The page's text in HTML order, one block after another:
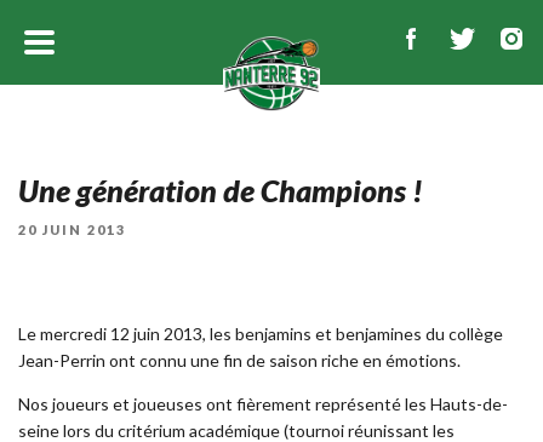
Une génération de Champions !
PUBLIÉ
20 JUIN 2013
Le mercredi 12 juin 2013, les benjamins et benjamines du collège
Jean-Perrin ont connu une fin de saison riche en émotions.
Nos joueurs et joueuses ont fièrement représenté les Hauts-de-
seine lors du critérium académique (tournoi réunissant les